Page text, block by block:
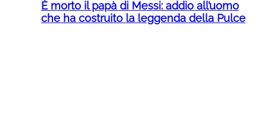
È morto il papà di Messi: addio all’uomo
che ha costruito la leggenda della Pulce